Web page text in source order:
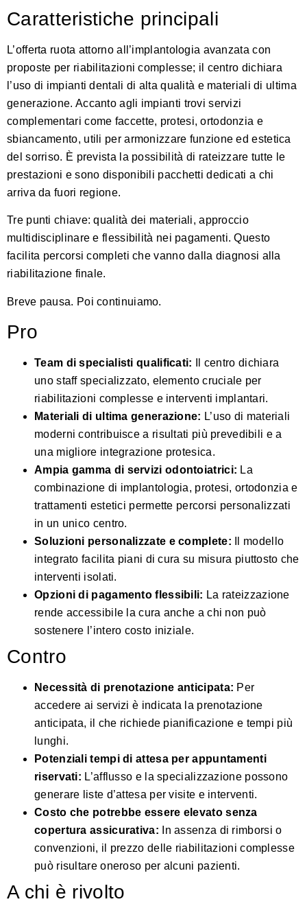
Caratteristiche principali
L’offerta ruota attorno all’implantologia avanzata con
proposte per riabilitazioni complesse; il centro dichiara
l’uso di impianti dentali di alta qualità e materiali di ultima
generazione. Accanto agli impianti trovi servizi
complementari come faccette, protesi, ortodonzia e
sbiancamento, utili per armonizzare funzione ed estetica
del sorriso. È prevista la possibilità di rateizzare tutte le
prestazioni e sono disponibili pacchetti dedicati a chi
arriva da fuori regione.
Tre punti chiave: qualità dei materiali, approccio
multidisciplinare e flessibilità nei pagamenti. Questo
facilita percorsi completi che vanno dalla diagnosi alla
riabilitazione finale.
Breve pausa. Poi continuiamo.
Pro
Team di specialisti qualificati: Il centro dichiara
uno staff specializzato, elemento cruciale per
riabilitazioni complesse e interventi implantari.
Materiali di ultima generazione: L’uso di materiali
moderni contribuisce a risultati più prevedibili e a
una migliore integrazione protesica.
Ampia gamma di servizi odontoiatrici: La
combinazione di implantologia, protesi, ortodonzia e
trattamenti estetici permette percorsi personalizzati
in un unico centro.
Soluzioni personalizzate e complete: Il modello
integrato facilita piani di cura su misura piuttosto che
interventi isolati.
Opzioni di pagamento flessibili: La rateizzazione
rende accessibile la cura anche a chi non può
sostenere l’intero costo iniziale.
Contro
Necessità di prenotazione anticipata: Per
accedere ai servizi è indicata la prenotazione
anticipata, il che richiede pianificazione e tempi più
lunghi.
Potenziali tempi di attesa per appuntamenti
riservati: L’afflusso e la specializzazione possono
generare liste d’attesa per visite e interventi.
Costo che potrebbe essere elevato senza
copertura assicurativa: In assenza di rimborsi o
convenzioni, il prezzo delle riabilitazioni complesse
può risultare oneroso per alcuni pazienti.
A chi è rivolto